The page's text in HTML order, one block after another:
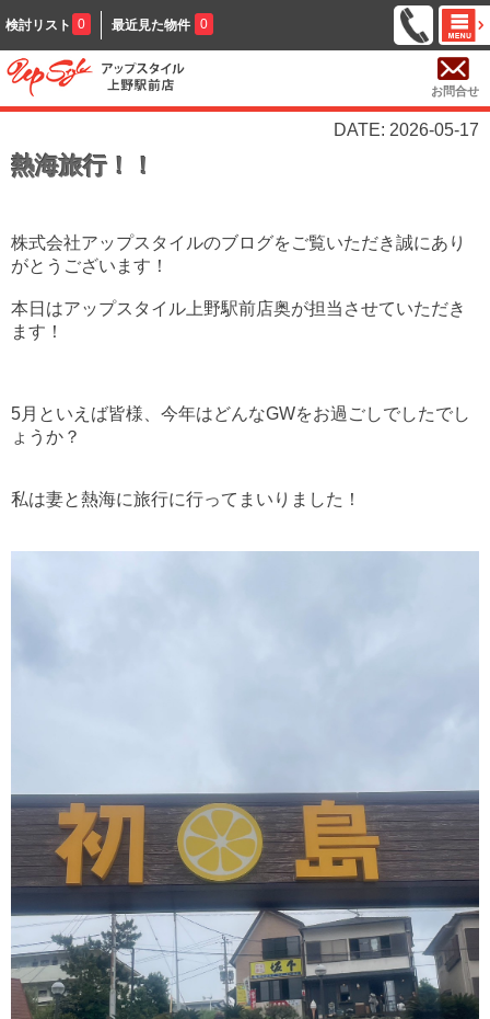
検討リスト 0 最近見た物件 0
お問合せ
DATE: 2026-05-17
熱海旅行！！
株式会社アップスタイルのブログをご覧いただき誠にあり
がとうございます！
本日はアップスタイル上野駅前店奥が担当させていただき
ます！
5月といえば皆様、今年はどんなGWをお過ごしでしたでし
ょうか？
私は妻と熱海に旅行に行ってまいりました！